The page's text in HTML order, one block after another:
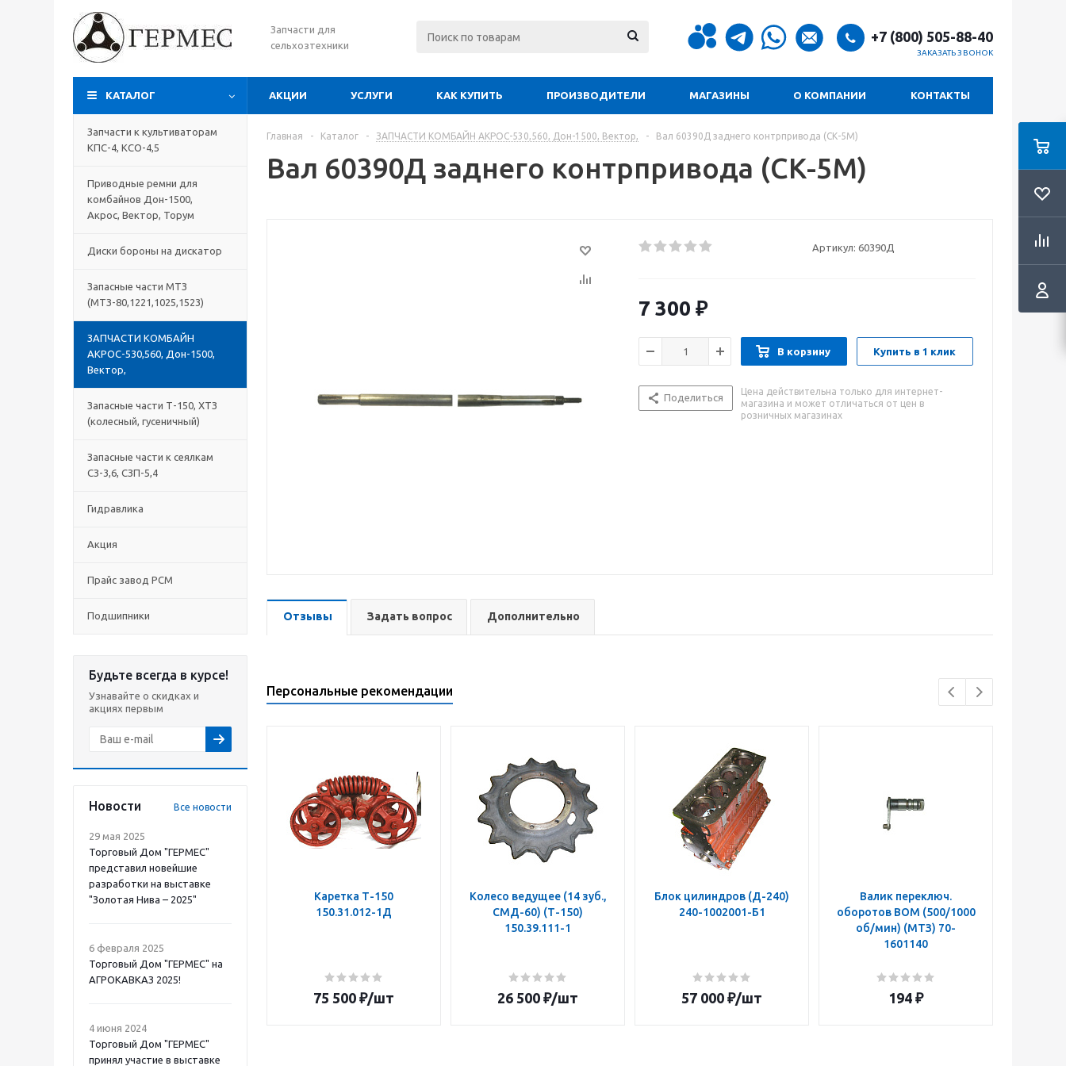
Запчасти для
сельхозтехники
+7 (800) 505-88-40
ЗАКАЗАТЬ ЗВОНОК
КАТАЛОГ АКЦИИ УСЛУГИ КАК КУПИТЬ ПРОИЗВОДИТЕЛИ МАГАЗИНЫ О КОМПАНИИ КОНТАКТЫ
Запчасти к культиваторам
КПС-4, КСО-4,5
Приводные ремни для
комбайнов Дон-1500,
Акрос, Вектор, Торум
Диски бороны на дискатор
Запасные части МТЗ
(МТЗ-80,1221,1025,1523)
ЗАПЧАСТИ КОМБАЙН
АКРОС-530,560, Дон-1500,
Вектор,
Запасные части Т-150, ХТЗ
(колесный, гусеничный)
Запасные части к сеялкам
СЗ-3,6, СЗП-5,4
Гидравлика
Акция
Прайс завод РСМ
Подшипники
Будьте всегда в курсе!
Узнавайте о скидках и
акциях первым
Новости Все новости
29 мая 2025
Торговый Дом "ГЕРМЕС"
представил новейшие
разработки на выставке
"Золотая Нива – 2025"
6 февраля 2025
Торговый Дом "ГЕРМЕС" на
АГРОКАВКАЗ 2025!
4 июня 2024
Торговый Дом "ГЕРМЕС"
принял участие в выставке
Главная - Каталог - ЗАПЧАСТИ КОМБАЙН АКРОС-530,560, Дон-1500, Вектор, - Вал 60390Д заднего контрпривода (СК-5М)
Вал 60390Д заднего контрпривода (СК-5М)
Артикул: 60390Д
7 300 ₽
В корзину Купить в 1 клик
Поделиться
Цена действительна только для интернет-
магазина и может отличаться от цен в
розничных магазинах
Отзывы Задать вопрос Дополнительно
Персональные рекомендации
Каретка Т-150
150.31.012-1Д
75 500 ₽/шт
Колесо ведущее (14 зуб.,
СМД-60) (Т-150)
150.39.111-1
26 500 ₽/шт
Блок цилиндров (Д-240)
240-1002001-Б1
57 000 ₽/шт
Валик переключ.
оборотов ВОМ (500/1000
об/мин) (МТЗ) 70-
1601140
194 ₽